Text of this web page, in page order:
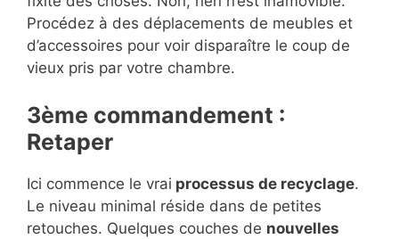
Procédez à des déplacements de meubles et
d’accessoires pour voir disparaître le coup de
vieux pris par votre chambre.
3ème commandement :
Retaper
Ici commence le vrai processus de recyclage.
Le niveau minimal réside dans de petites
retouches. Quelques couches de nouvelles